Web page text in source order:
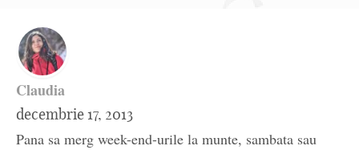
Claudia
decembrie 17, 2013
Pana sa merg week-end-urile la munte, sambata sau